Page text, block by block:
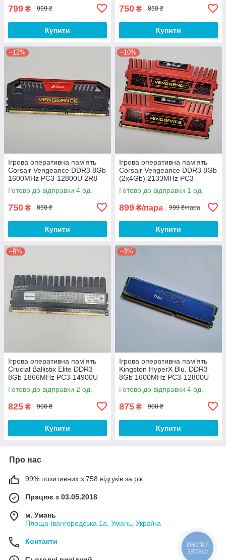
799 ₴ 999 ₴
Купити
750 ₴ 850 ₴
Купити
–12%
Ігрова оперативна пам'ять
Corsair Vengeance DDR3 8Gb
1600MHz PC3-12800U 2R8
CL9
(CMY32GX3M4A1600C9R) Б/
Готово до відправки 4 од.
750 ₴ 850 ₴
Купити
–10%
Ігрова оперативна пам'ять
Corsair Vengeance DDR3 8Gb
(2x4Gb) 2133MHz PC3-
17000U 1R8 CL11
(CMZ8GX3M2A2133C11R) Б/
Готово до відправки 1 од.
899 ₴/пара 999 ₴/пара
Купити
–8%
Ігрова оперативна пам'ять
Crucial Ballistix Elite DDR3
8Gb 1866MHz PC3-14900U
2R8 CL9
(BLE8G3D1869DE1TX0.16FE
Готово до відправки 2 од.
825 ₴ 900 ₴
Купити
–3%
Ігрова оперативна пам'ять
Kingston HyperX Blu. DDR3
8Gb 1600MHz PC3-12800U
2R8 CL10
(KHX1600C10D3B1/8G) Б/В
Готово до відправки 4 од.
875 ₴ 900 ₴
Купити
Про нас
99% позитивних з 758 відгуків за рік
Працює з 03.05.2018
м. Умань
Площа Івангородська 1а, Умань, Україна
Контакти
КНОПКА
ЗВ'ЯЗКУ